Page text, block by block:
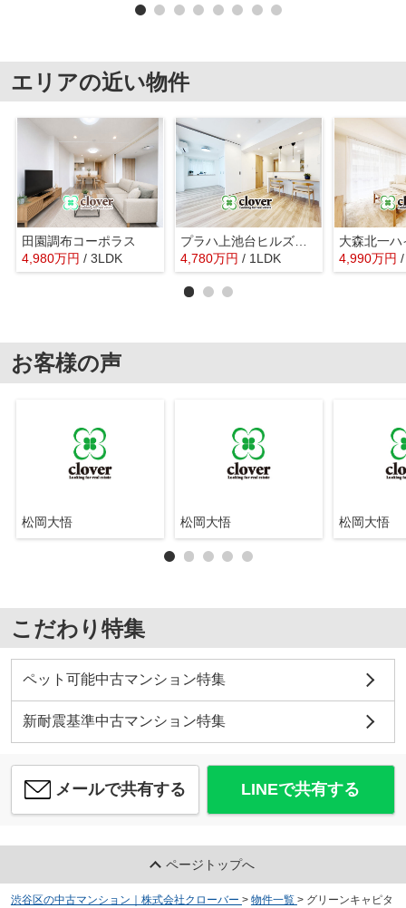
エリアの近い物件
田園調布コーポラス
4,980万円 / 3LDK
プラハ上池台ヒルズアクシア
4,780万円 / 1LDK
大森北一ハ
4,990万円
お客様の声
松岡大悟 松岡大悟 松岡大悟
こだわり特集
ペット可能中古マンション特集
新耐震基準中古マンション特集
メールで共有する LINEで共有する
ページトップへ
渋谷区の中古マンション｜株式会社クローバー > 物件一覧 > グリーンキャピタ